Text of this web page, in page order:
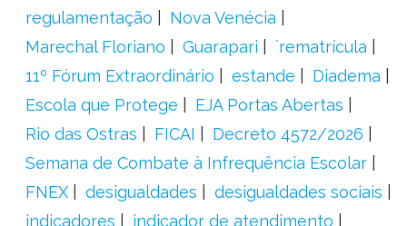
regulamentação
Nova Venécia
Marechal Floriano
Guarapari
´rematrícula
11º Fórum Extraordinário
estande
Diadema
Escola que Protege
EJA Portas Abertas
Rio das Ostras
FICAI
Decreto 4572/2026
Semana de Combate à Infrequência Escolar
FNEX
desigualdades
desigualdades sociais
indicadores
indicador de atendimento